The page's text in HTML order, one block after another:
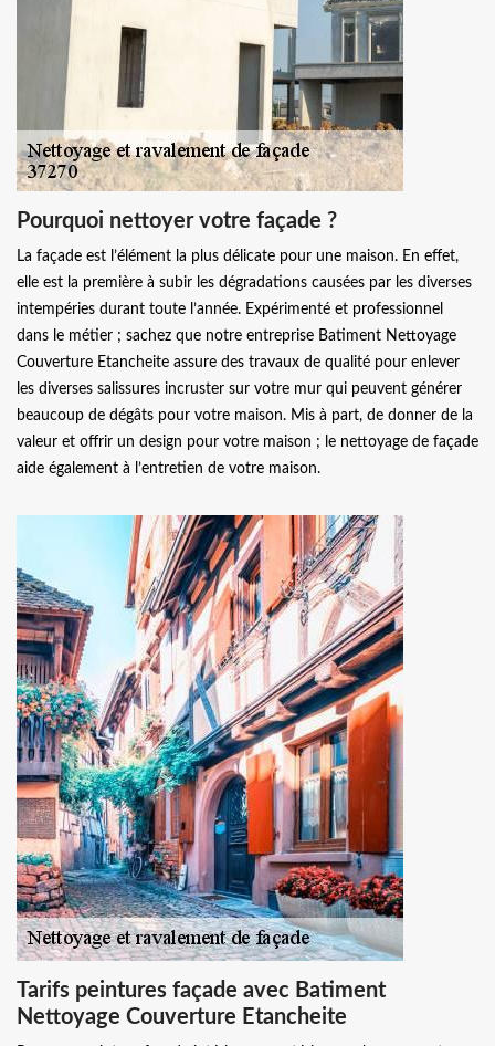
Pourquoi nettoyer votre façade ?
La façade est l’élément la plus délicate pour une maison. En effet,
elle est la première à subir les dégradations causées par les diverses
intempéries durant toute l’année. Expérimenté et professionnel
dans le métier ; sachez que notre entreprise Batiment Nettoyage
Couverture Etancheite assure des travaux de qualité pour enlever
les diverses salissures incruster sur votre mur qui peuvent générer
beaucoup de dégâts pour votre maison. Mis à part, de donner de la
valeur et offrir un design pour votre maison ; le nettoyage de façade
aide également à l’entretien de votre maison.
Tarifs peintures façade avec Batiment
Nettoyage Couverture Etancheite